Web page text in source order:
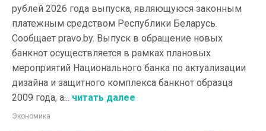
рублей 2026 года выпуска, являющуюся законным
платежным средством Республики Беларусь.
Сообщает pravo.by. Выпуск в обращение новых
банкнот осуществляется в рамках плановых
мероприятий Национального банка по актуализации
дизайна и защитного комплекса банкнот образца
2009 года, а... читать далее
Экономика